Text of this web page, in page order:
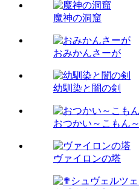
魔神の洞窟
おみかんさーが
幼馴染と闇の剣
おつかい～こもん～
ヴァイロンの塔